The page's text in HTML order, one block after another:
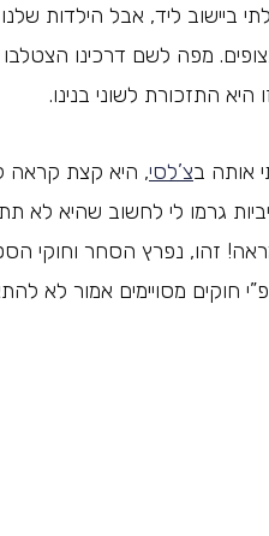
ביישוב ליד, אבל הילדות
מפה לשם דרכינו הצטלבו
היא התזכורת לשוני בנינו.
אותה בצ’לסי, היא קצת קראה
זהו, נפרץ הסחר וחוקי
חוקים מסויימים אמור לא